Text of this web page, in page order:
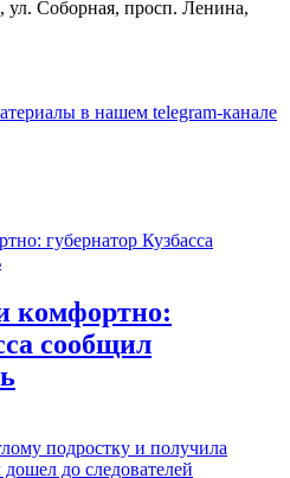
Соборная, просп. Ленина,
в нашем telegram-канале
комфортно:
сообщил